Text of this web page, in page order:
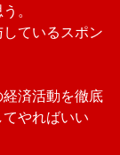
。
ているスポン
済活動を徹底
やればいい